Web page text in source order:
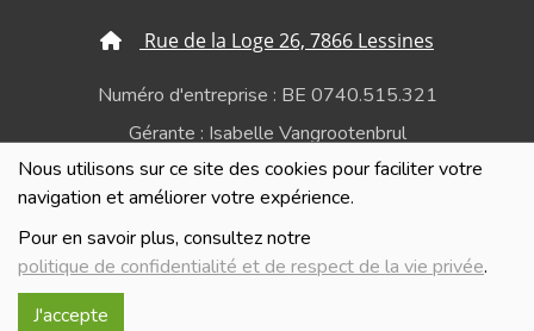
Nous utilisons sur ce site des cookies pour faciliter votre
navigation et améliorer votre expérience.
Pour en savoir plus, consultez notre
politique de confidentialité et de respect de la vie privée.
J'accepte
Rue de la Loge 26, 7866 Lessines
Numéro d'entreprise : BE 0740.515.321
Gérante : Isabelle Vangrootenbrul
Politique de confidentialité et de respect de la vie
privée